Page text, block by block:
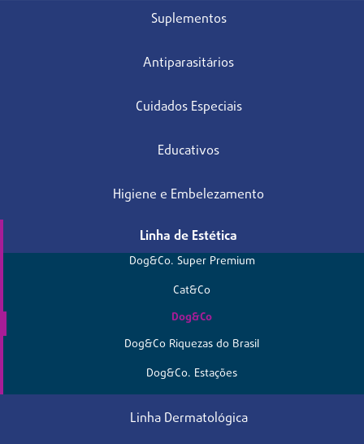
Suplementos
Antiparasitários
Cuidados Especiais
Educativos
Higiene e Embelezamento
Linha de Estética
Dog&Co. Super Premium
Cat&Co
Dog&Co
Dog&Co Riquezas do Brasil
Dog&Co. Estações
Linha Dermatológica